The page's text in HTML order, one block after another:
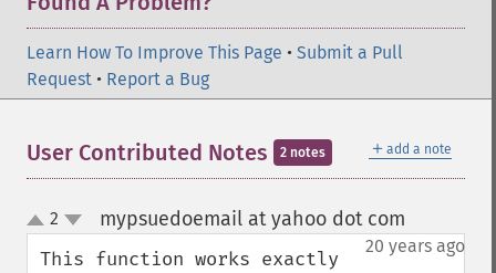
Learn How To Improve This Page • Submit a Pull
Request • Report a Bug
＋ add a note
User Contributed Notes 2 notes
up
down
2 mypsuedoemail at yahoo dot com
20 years ago
This function works exactly